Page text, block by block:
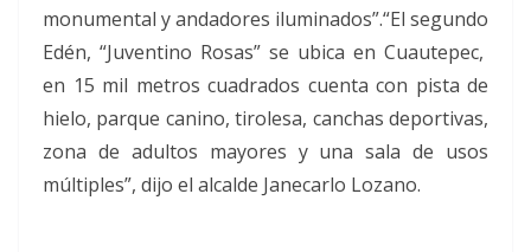
monumental y andadores iluminados”.“El segundo
Edén, “Juventino Rosas” se ubica en Cuautepec,
en 15 mil metros cuadrados cuenta con pista de
hielo, parque canino, tirolesa, canchas deportivas,
zona de adultos mayores y una sala de usos
múltiples”, dijo el alcalde Janecarlo Lozano.